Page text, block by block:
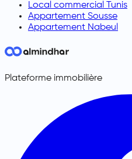
Local commercial Tunis
Appartement Sousse
Appartement Nabeul
Plateforme immobilière